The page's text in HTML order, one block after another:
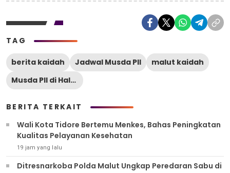
TAG
berita kaidah Jadwal Musda PII
malut kaidah
Musda PII di Halbar
BERITA TERKAIT
Wali Kota Tidore Bertemu Menkes, Bahas Peningkatan
Kualitas Pelayanan Kesehatan
19 jam yang lalu
Ditresnarkoba Polda Malut Ungkap Peredaran Sabu di